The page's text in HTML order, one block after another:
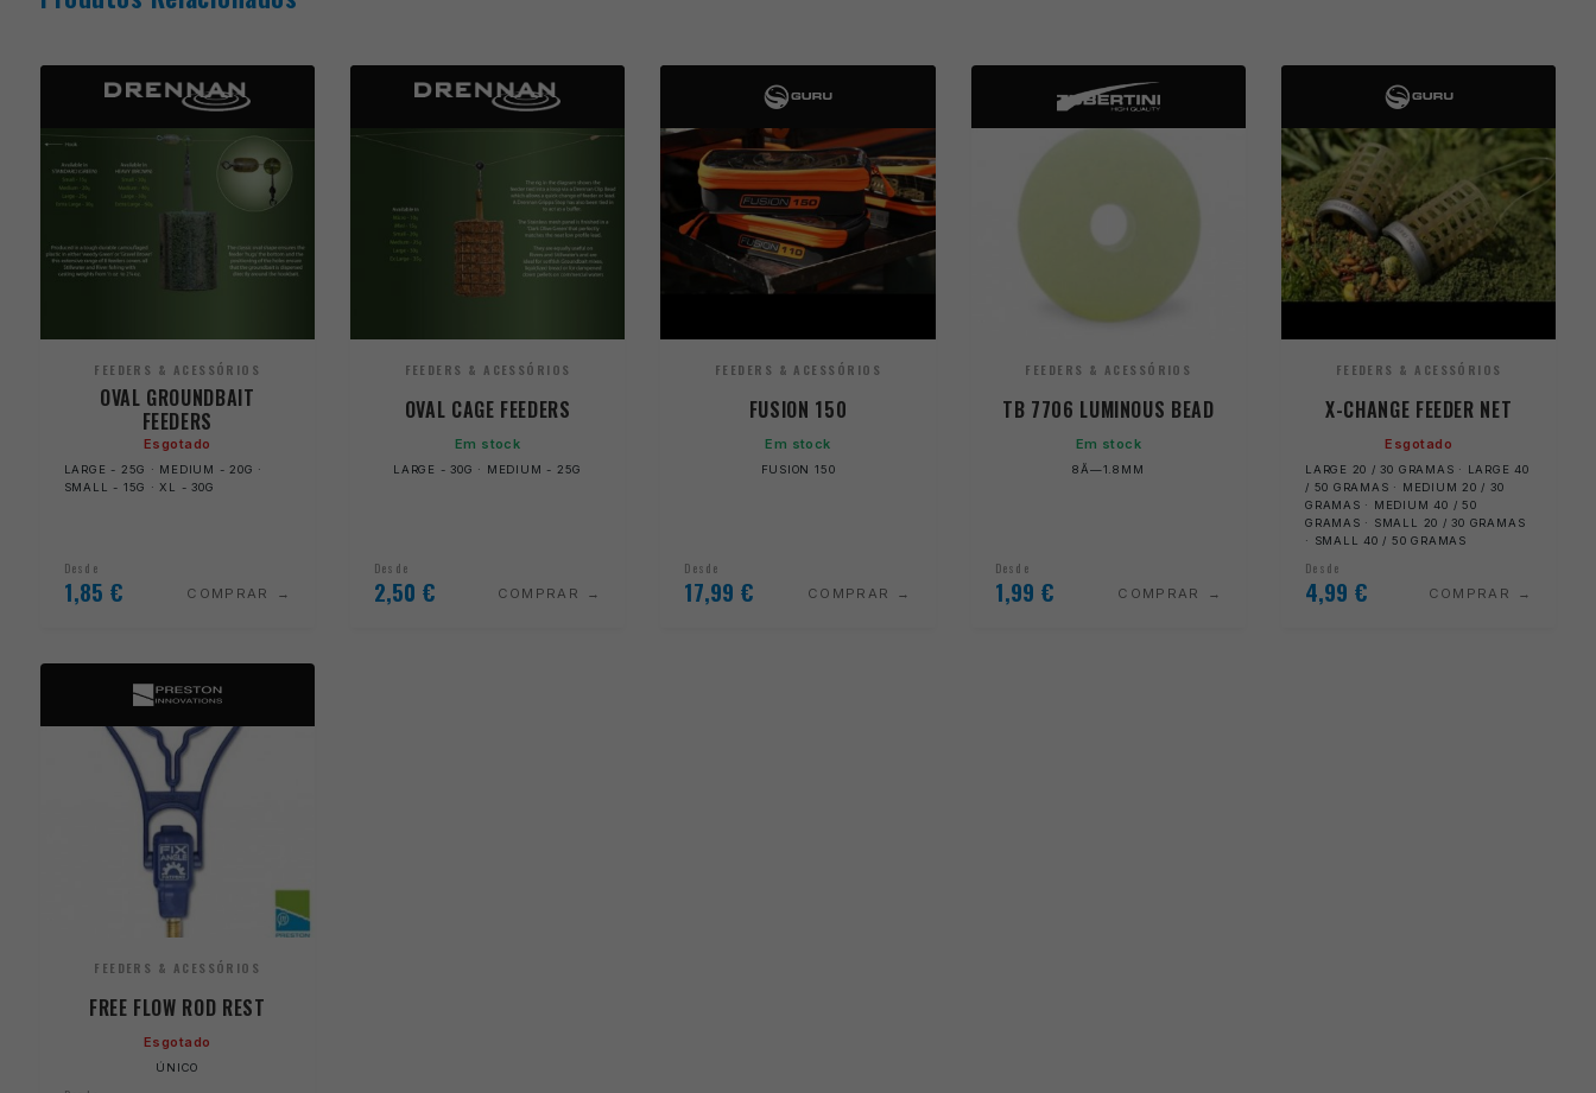
FEEDERS & ACESSÓRIOS
OVAL GROUNDBAIT
FEEDERS
Esgotado
LARGE - 25G · MEDIUM - 20G ·
SMALL - 15G · XL - 30G
Desde
1,85 € COMPRAR
FEEDERS & ACESSÓRIOS
OVAL CAGE FEEDERS
Em stock
LARGE - 30G · MEDIUM - 25G
Desde
2,50 € COMPRAR
FEEDERS & ACESSÓRIOS
FUSION 150
Em stock
FUSION 150
Desde
17,99 € COMPRAR
FEEDERS & ACESSÓRIOS
TB 7706 LUMINOUS BEAD
Em stock
8Ã—1.8MM
Desde
1,99 € COMPRAR
FEEDERS & ACESSÓRIOS
X-CHANGE FEEDER NET
Esgotado
LARGE 20 / 30 GRAMAS · LARGE 40
/ 50 GRAMAS · MEDIUM 20 / 30
GRAMAS · MEDIUM 40 / 50
GRAMAS · SMALL 20 / 30 GRAMAS
· SMALL 40 / 50 GRAMAS
Desde
4,99 € COMPRAR
FEEDERS & ACESSÓRIOS
FREE FLOW ROD REST
Esgotado
ÚNICO